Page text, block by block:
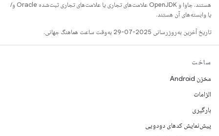
هستند. جاوا و OpenJDK علامت‌های تجاری یا علامت‌های تجاری ثبت‌شده Oracle و/
یا وابسته‌های آن هستند.
تاریخ آخرین به‌روزرسانی 2025-07-29 به‌وقت ساعت هماهنگ جهانی.
ساخت
مخزن Android
الزامات
بارگیری
پیش‌نمایش کدهای دودویی